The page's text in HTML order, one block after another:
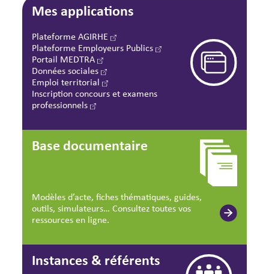
Mes applications
Plateforme AGIRHE
Plateforme Employeurs Publics
Portail MEDTRA
Données sociales
Emploi territorial
Inscription concours et examens
professionnels
Base documentaire
Modèles d’acte, fiches thématiques, guides,
outils, simulateurs… Consultez toutes vos
ressources en ligne.
Instances & référents